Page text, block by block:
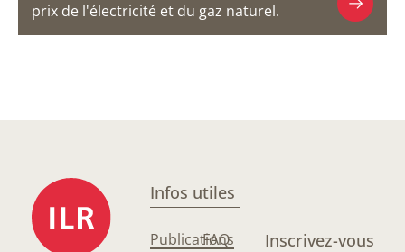
prix de l'électricité et du gaz naturel.
Infos utiles
Publications
FAQ Inscrivez-vous